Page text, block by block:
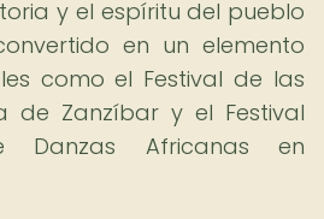
y el espíritu del pueblo
en un elemento
como el Festival de las
de Zanzíbar y el Festival
Danzas Africanas en